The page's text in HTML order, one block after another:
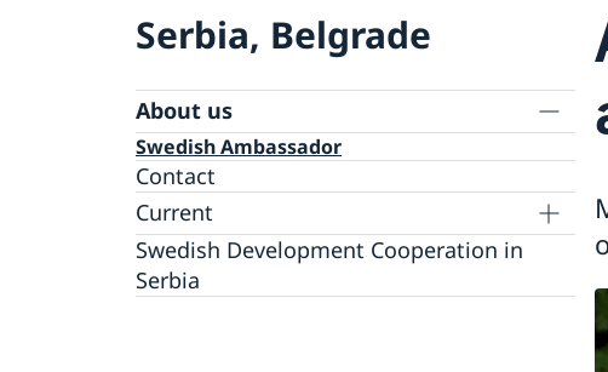
Serbia, Belgrade
About us
Swedish Ambassador
Contact
Current
News
Applications for Schengen visas - changes
Calendar
Swedish Development Cooperation in
Serbia